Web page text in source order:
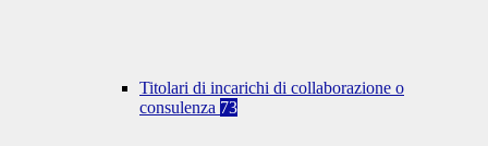
Titolari di incarichi di collaborazione o
consulenza 73